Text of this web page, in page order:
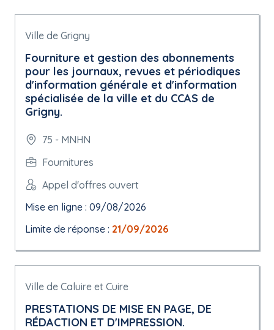
Ville de Grigny
Fourniture et gestion des abonnements
pour les journaux, revues et périodiques
d'information générale et d'information
spécialisée de la ville et du CCAS de
Grigny.
75 - MNHN
Fournitures
Appel d'offres ouvert
Mise en ligne : 09/08/2026
Limite de réponse : 21/09/2026
Ville de Caluire et Cuire
PRESTATIONS DE MISE EN PAGE, DE
RÉDACTION ET D'IMPRESSION.